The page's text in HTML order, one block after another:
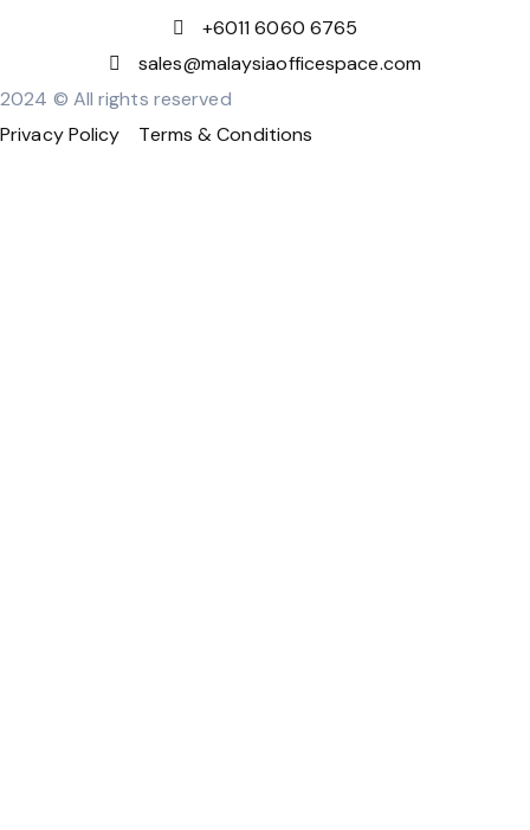
‪+6011 6060 6765‬
sales@malaysiaofficespace.com
2024 © All rights reserved
Privacy Policy
Terms & Conditions